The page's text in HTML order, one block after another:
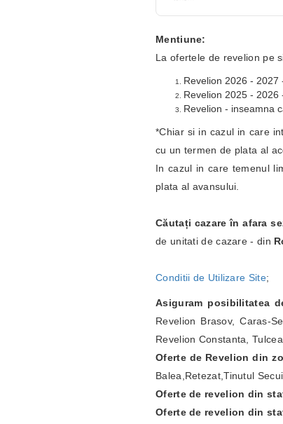
Mentiune:
La ofertele de revelion pe
Revelion 2026 - 2027
Revelion 2025 -
Revelion - inseamna
*Chiar si in cazul in care
cu un termen de plata al
In cazul in care temenul
plata al avansului.
Căutați cazare în afara
de unitati de cazare - din
Conditii de Utilizare Site;
Asiguram posibilitatea
Revelion Brasov, Caras-
Revelion Constanta,
Oferte de Revelion din
Balea,Retezat,Tinutul
Oferte de revelion din
Oferte de revelion din